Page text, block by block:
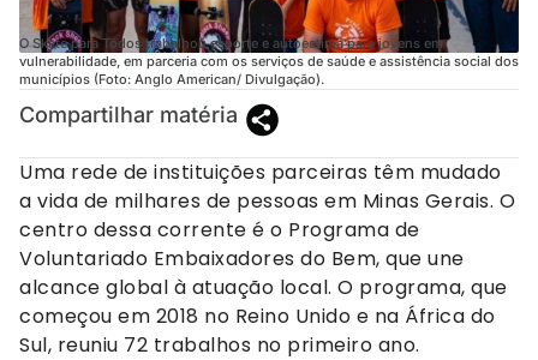
O Skate para Todos trabalhou esporte e autoestima para jovens em
vulnerabilidade, em parceria com os serviços de saúde e assistência social dos
municípios (Foto: Anglo American/ Divulgação).
Compartilhar matéria
Uma rede de instituições parceiras têm mudado
a vida de milhares de pessoas em Minas Gerais. O
centro dessa corrente é o Programa de
Voluntariado Embaixadores do Bem, que une
alcance global à atuação local. O programa, que
começou em 2018 no Reino Unido e na África do
Sul, reuniu 72 trabalhos no primeiro ano.